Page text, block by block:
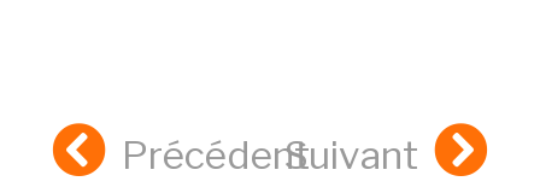
PrécédentSuivant